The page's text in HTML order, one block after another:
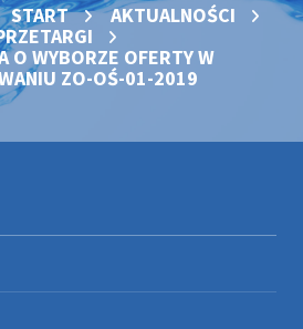
START
AKTUALNOŚCI
O WYBORZE OFERTY W
ZO-OŚ-01-2019